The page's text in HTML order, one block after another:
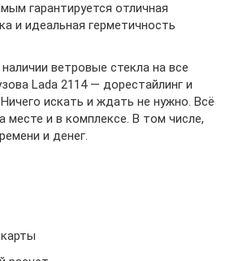
гарантируется отличная
и идеальная герметичность
ветровые стекла на все
Lada 2114 — дорестайлинг и
Ничего искать и ждать не нужно. Всё
месте и в комплексе. В том числе,
и денег.